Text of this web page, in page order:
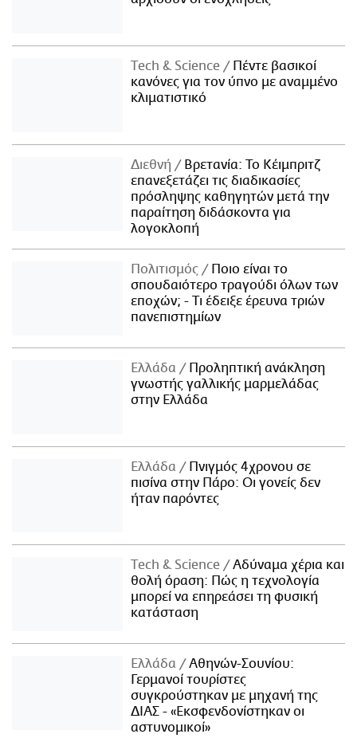
Τech & Science
Πέντε βασικοί
κανόνες για τον ύπνο με αναμμένο
κλιματιστικό
Διεθνή
Βρετανία: Το Κέιμπριτζ
επανεξετάζει τις διαδικασίες
πρόσληψης καθηγητών μετά την
παραίτηση διδάσκοντα για
λογοκλοπή
Πολιτισμός
Ποιο είναι το
σπουδαιότερο τραγούδι όλων των
εποχών; - Τι έδειξε έρευνα τριών
πανεπιστημίων
Ελλάδα
Προληπτική ανάκληση
γνωστής γαλλικής μαρμελάδας
στην Ελλάδα
Ελλάδα
Πνιγμός 4χρονου σε
πισίνα στην Πάρο: Οι γονείς δεν
ήταν παρόντες
Τech & Science
Αδύναμα χέρια και
θολή όραση: Πώς η τεχνολογία
μπορεί να επηρεάσει τη φυσική
κατάσταση
Ελλάδα
Αθηνών-Σουνίου:
Γερμανοί τουρίστες
συγκρούστηκαν με μηχανή της
ΔΙΑΣ - «Εκσφενδονίστηκαν οι
αστυνομικοί»